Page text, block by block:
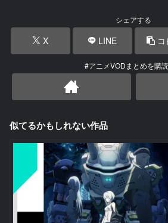
シェアする
X LINE
#アニメVODまとめを購
似てるかもしれない作品